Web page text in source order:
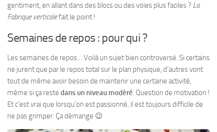
gentiment, en allant dans des blocs ou des voies plus faciles ? La
Fabrique verticalefait le point !
Semaines de repos : pour qui ?
Les semaines de repos… Voilà un sujet bien controversé. Si certains
ne jurent que par le repos total sur le plan physique, d’autres vont
tout de même avoir besoin de maintenir une certaine activité,
même si ça reste dans un niveau modéré. Question de motivation !
Et c’est vrai que lorsqu’on est passionné, il est toujours difficile de
ne pas grimper. Ça démange 😉